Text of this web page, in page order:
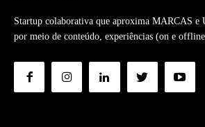
Startup colaborativa que aproxima MARCAS
por meio de conteúdo, experiências (on e